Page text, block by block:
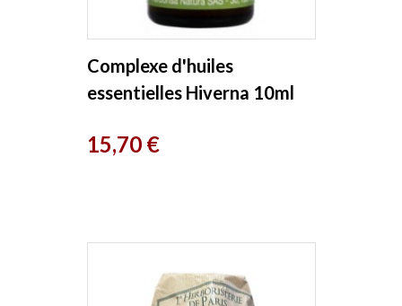
Complexe d'huiles
essentielles Hiverna 10ml
Prix
15,70 €